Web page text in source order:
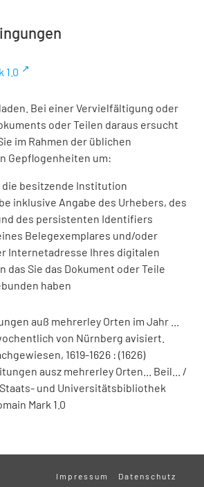
1.0
Bei einer Vervielfältigung oder
oder Teilen daraus ersucht
im Rahmen der üblichen
Gepflogenheiten um:
die besitzende Institution
inklusive Angabe des Urhebers, des
des persistenten Identifiers
Belegexemplares und/oder
Internetadresse Ihres digitalen
das Sie das Dokument oder Teile
haben
auß mehrerley Orten im Jahr ...
von Nürnberg avisiert.
1619-1626 : (1626)
ausz mehrerley Orten... Beil... /
Staats- und Universitätsbibliothek
Mark 1.0
Impressum Datenschutz